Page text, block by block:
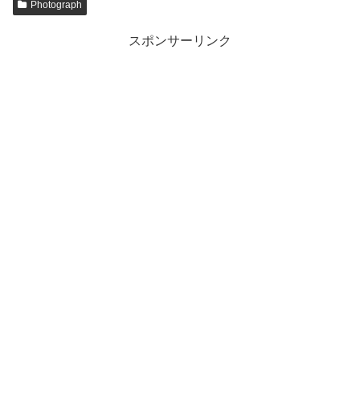
Photograph
スポンサーリンク